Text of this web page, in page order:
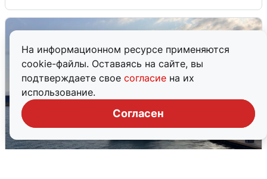
На информационном ресурсе применяются
cookie-файлы. Оставаясь на сайте, вы
подтверждаете свое согласие на их
использование.
Согласен